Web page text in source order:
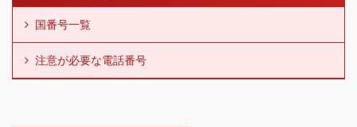
国番号一覧
注意が必要な電話番号